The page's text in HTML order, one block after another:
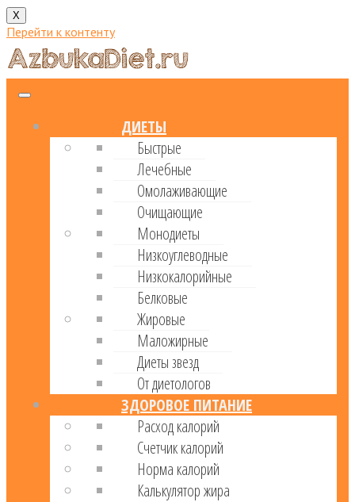
X
Перейти к контенту
ДИЕТЫ
Быстрые
Лечебные
Омолаживающие
Очищающие
Монодиеты
Низкоуглеводные
Низкокалорийные
Белковые
Жировые
Маложирные
Диеты звезд
От диетологов
ЗДОРОВОЕ ПИТАНИЕ
Расход калорий
Cчетчик калорий
Норма калорий
Калькулятор жира